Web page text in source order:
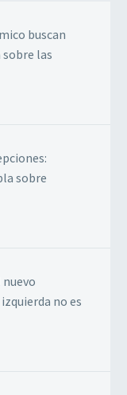
buscan
sobre las
sobre
nuevo
no es